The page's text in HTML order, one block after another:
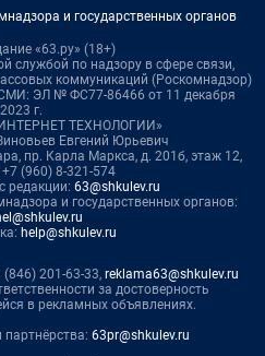
и государственных органов
«63.ру» (18+)
службой по надзору в сфере связи,
коммуникаций (Роскомнадзор)
ЭЛ № ФС77-86466 от 11 декабря
2023 г.
ТЕХНОЛОГИИ»
Евгений Юрьевич
пр. Карла Маркса, д. 201б, этаж 12,
(960) 8-321-574
редакции: 63@shkulev.ru
и государственных органов:
help@shkulev.ru
201-63-33, reklama63@shkulev.ru
за достоверность
в рекламных объявлениях.
63pr@shkulev.ru